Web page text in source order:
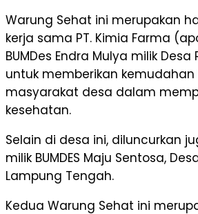
Warung Sehat ini merupakan
kerja sama PT. Kimia Farma
BUMDes Endra Mulya milik Desa
untuk memberikan kemudahan
masyarakat desa dalam
kesehatan.
Selain di desa ini, diluncurkan
milik BUMDES Maju Sentosa,
Lampung Tengah.
Kedua Warung Sehat ini